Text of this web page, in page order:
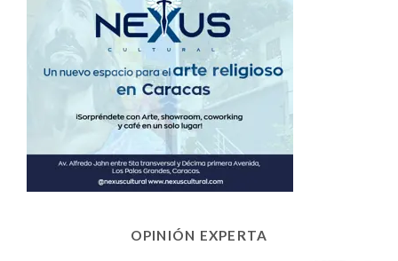
OPINIÓN EXPERTA